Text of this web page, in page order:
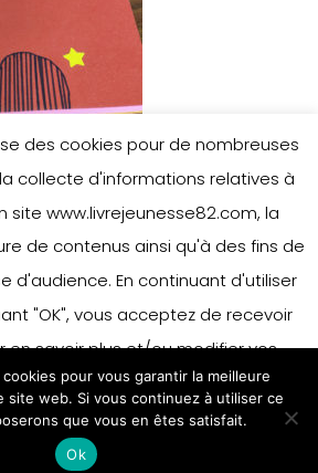
des cookies pour de nombreuses
collecte d'informations relatives à
site www.livrejeunesse82.com, la
de contenus ainsi qu'à des fins de
d'audience. En continuant d'utiliser
"OK", vous acceptez de recevoir
en savoir plus et/ou modifier vos
de cookies, merci de vous référer
sur les cookies.
Accepter
En savoir plus
pour vous garantir la meilleure
site web. Si vous continuez à utiliser ce
que vous en êtes satisfait.
Ok